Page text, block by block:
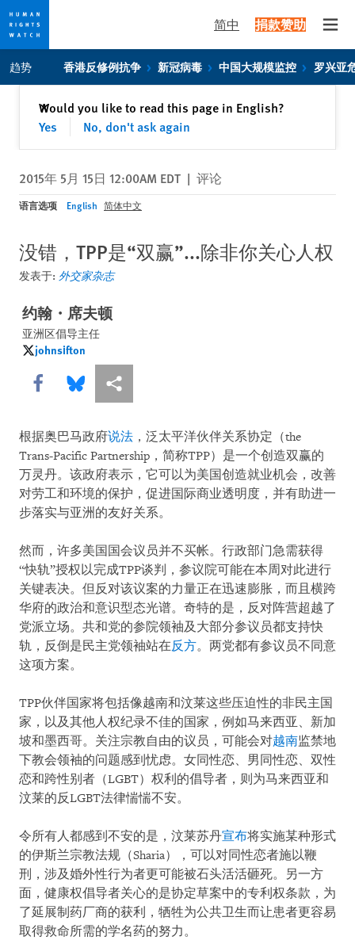
Skip
to
privacy
Skip
to
content
简中 捐款赞助
趋势 香港反修例抗争 新冠病毒 中国大规模监控 罗兴亚
Would you like to read this page in English?
Yes
No, don't ask again
✕关闭
2015年 5月 15日 12:00AM EDT | 评论
语言选项 English 简体中文
没错，TPP是“双赢”...除非你关心人权
发表于: 外交家杂志
约翰・席夫顿
亚洲区倡导主任
johnsifton
johnsifton
Share this via Facebook
Share this via Bluesky
More sharing options
根据奥巴马政府说法 ，泛太平洋伙伴关系协定（the
Trans-Pacific Partnership，简称TPP）是一个创造双赢的
万灵丹。该政府表示，它可以为美国创造就业机会，改善
对劳工和环境的保护，促进国际商业透明度，并有助进一
步落实与亚洲的友好关系。
然而，许多美国国会议员并不买帐。行政部门急需获得
“快轨”授权以完成TPP谈判，参议院可能在本周对此进行
关键表决。但反对该议案的力量正在迅速膨胀，而且横跨
华府的政治和意识型态光谱。奇特的是，反对阵营超越了
党派立场。共和党的参院领袖及大部分参议员都支持快
轨，反倒是民主党领袖站在反方。两党都有参议员不同意
这项方案。
TPP伙伴国家将包括像越南和汶莱这些压迫性的非民主国
家，以及其他人权纪录不佳的国家，例如马来西亚、新加
坡和墨西哥。关注宗教自由的议员，可能会对越南监禁地
下教会领袖的问题感到忧虑。女同性恋、男同性恋、双性
恋和跨性别者（LGBT）权利的倡导者，则为马来西亚和
汶莱的反LGBT法律惴惴不安。
令所有人都感到不安的是，汶莱苏丹宣布将实施某种形式
的伊斯兰宗教法规（Sharia），可以对同性恋者施以鞭
刑，涉及婚外性行为者更可能被石头活活砸死。另一方
面，健康权倡导者关心的是协定草案中的专利权条款，为
了延展制药厂商的获利，牺牲为公共卫生而让患者更容易
取得救命所需的学名药的努力。